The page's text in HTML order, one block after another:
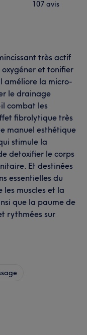
107 avis
très actif
et tonifier
améliore la micro-
le drainage
combat les
fibrolytique très
manuel esthétique
stimule la
detoxifier le corps
Et destinées
essentielles du
muscles et la
que la paume de
rythmées sur